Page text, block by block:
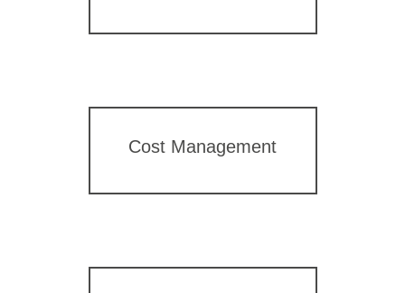
Cost Management